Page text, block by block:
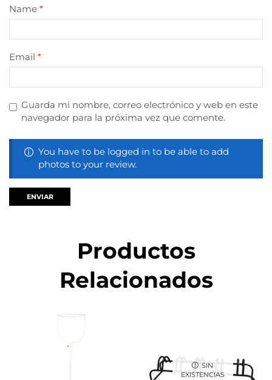
Name *
Email *
Guarda mi nombre, correo electrónico y web en este
navegador para la próxima vez que comente.
You have to be logged in to be able to add
photos to your review.
Productos
Relacionados
SIN
EXISTENCIAS